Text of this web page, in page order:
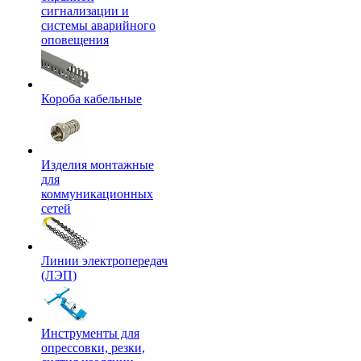
сигнализации и
системы аварийного
оповещения
Короба кабельные
Изделия монтажные
для
коммуникационных
сетей
Линии электропередач
(ЛЭП)
Инструменты для
опрессовки, резки,